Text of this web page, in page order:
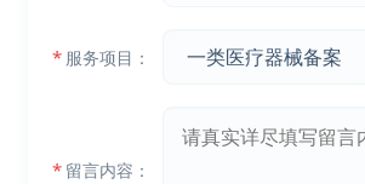
* 服务项目：
* 留言内容：